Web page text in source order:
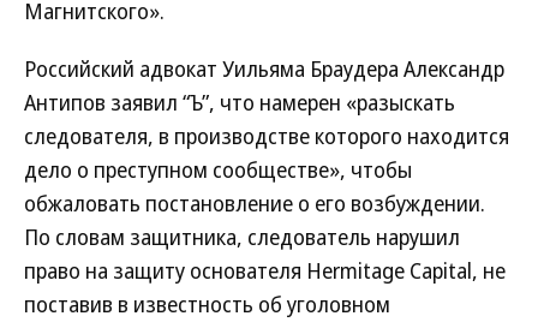
Магнитского».
Российский адвокат Уильяма Браудера Александр
Антипов заявил “Ъ”, что намерен «разыскать
следователя, в производстве которого находится
дело о преступном сообществе», чтобы
обжаловать постановление о его возбуждении.
По словам защитника, следователь нарушил
право на защиту основателя Hermitage Capital, не
поставив в известность об уголовном